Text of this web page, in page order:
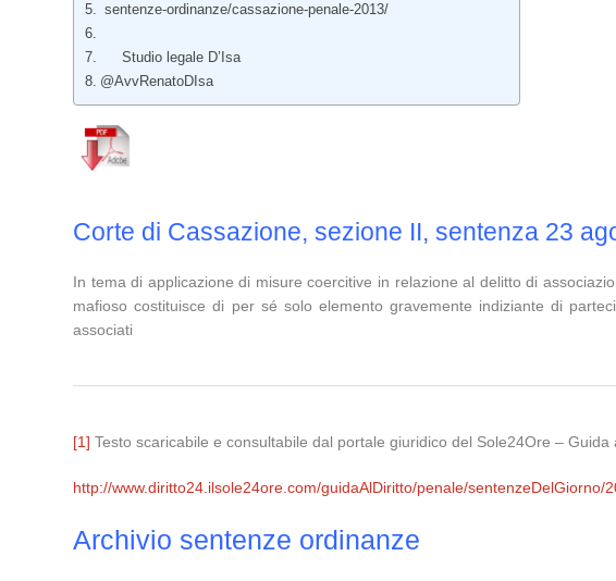
sentenze-ordinanze/cassazione-penale-2013/
Studio legale D’Isa
@AvvRenatoDIsa
Corte di Cassazione, sezione II, sentenza 23
In tema di applicazione di misure coercitive in relazione al delitto di
mafioso costituisce di per sé solo elemento gravemente indiziante di
associati
[1] Testo scaricabile e consultabile dal portale giuridico del Sole24Ore – Guida
http://www.diritto24.ilsole24ore.com/guidaAlDiritto/penale/
Archivio sentenze ordinanze